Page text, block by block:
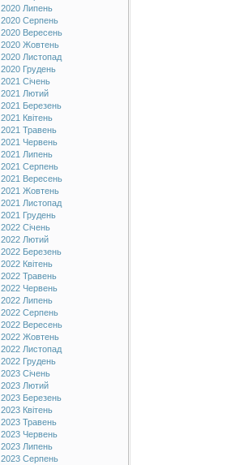
2020 Липень
2020 Серпень
2020 Вересень
2020 Жовтень
2020 Листопад
2020 Грудень
2021 Січень
2021 Лютий
2021 Березень
2021 Квітень
2021 Травень
2021 Червень
2021 Липень
2021 Серпень
2021 Вересень
2021 Жовтень
2021 Листопад
2021 Грудень
2022 Січень
2022 Лютий
2022 Березень
2022 Квітень
2022 Травень
2022 Червень
2022 Липень
2022 Серпень
2022 Вересень
2022 Жовтень
2022 Листопад
2022 Грудень
2023 Січень
2023 Лютий
2023 Березень
2023 Квітень
2023 Травень
2023 Червень
2023 Липень
2023 Серпень